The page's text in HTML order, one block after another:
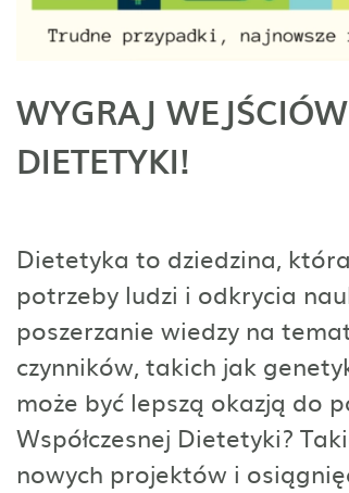
WYGRAJ
DIETETYKI!
Dietetyka to dziedzina,
potrzeby ludzi i odkrycia
poszerzanie wiedzy na
czynników, takich jak
może być lepszą okazją do
Współczesnej Dietetyki?
nowych projektów i